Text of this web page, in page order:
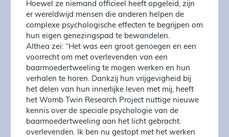
Hoewel ze niemand officieel heeft opgeleid, zijn
er wereldwijd mensen die anderen helpen de
complexe psychologische effecten te begrijpen om
hun eigen genezingspad te bewandelen.
Althea zei: “Het was een groot genoegen en een
voorrecht om met overlevenden van een
baarmoedertweeling te mogen werken en hun
verhalen te horen. Dankzij hun vrijgevigheid bij
het delen van hun innerlijke leven met mij, heeft
het Womb Twin Research Project nuttige nieuwe
kennis over de speciale psychologie van de
baarmoedertweeling aan het licht gebracht.
overlevenden. Ik ben nu gestopt met het werken